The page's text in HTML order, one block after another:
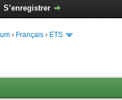
S’enregistrer
› Français › ETS